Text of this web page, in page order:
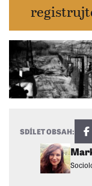
SDÍLET OBSAH: